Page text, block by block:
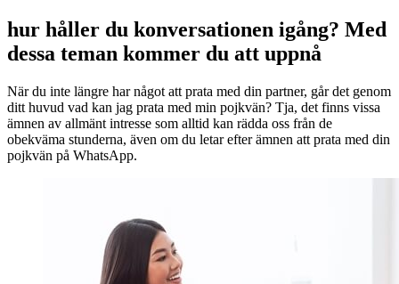
hur håller du konversationen igång? Med
dessa teman kommer du att uppnå
När du inte längre har något att prata med din partner, går det genom
ditt huvud vad kan jag prata med min pojkvän? Tja, det finns vissa
ämnen av allmänt intresse som alltid kan rädda oss från de
obekväma stunderna, även om du letar efter ämnen att prata med din
pojkvän på WhatsApp.